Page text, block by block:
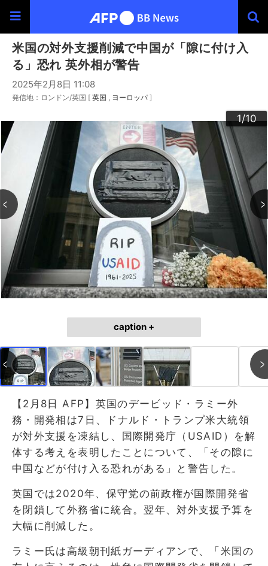
米国の対外支援削減で中国が「隙に付け入
る」恐れ 英外相が警告
2025年2月8日 11:08
発信地：ロンドン/英国 [ 英国 ヨーロッパ ]
1/10
2/10
3/10
4/10
5/10
6/10
7/10
8/10
9/10
10/10
caption +
【2月8日 AFP】英国のデービッド・ラミー外
務・開発相は7日、ドナルド・トランプ米大統領
が対外支援を凍結し、国際開発庁（USAID）を解
体する考えを表明したことについて、「その隙に
中国などが付け入る恐れがある」と警告した。
英国では2020年、保守党の前政権が国際開発省
を閉鎖して外務省に統合。翌年、対外支援予算を
大幅に削減した。
ラミー氏は高級朝刊紙ガーディアンで、「米国の